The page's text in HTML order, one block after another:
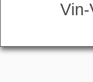
Vin-